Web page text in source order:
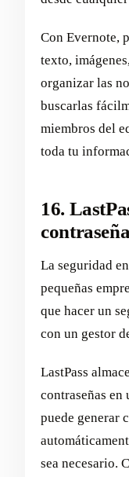
Con Evernote,
texto,
organizar las
buscarlas
miembros del
toda tu
16.
La seguridad
pequeñas
que hacer un
con un gestor
LastPass
contraseñas en
puede generar
sea necesario.